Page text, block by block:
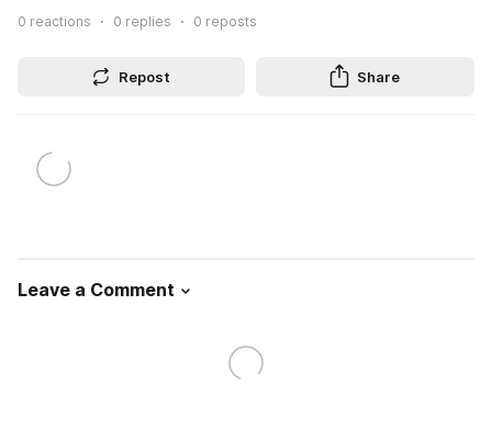
0 reactions 0 replies 0 reposts
Repost Share
Leave a Comment